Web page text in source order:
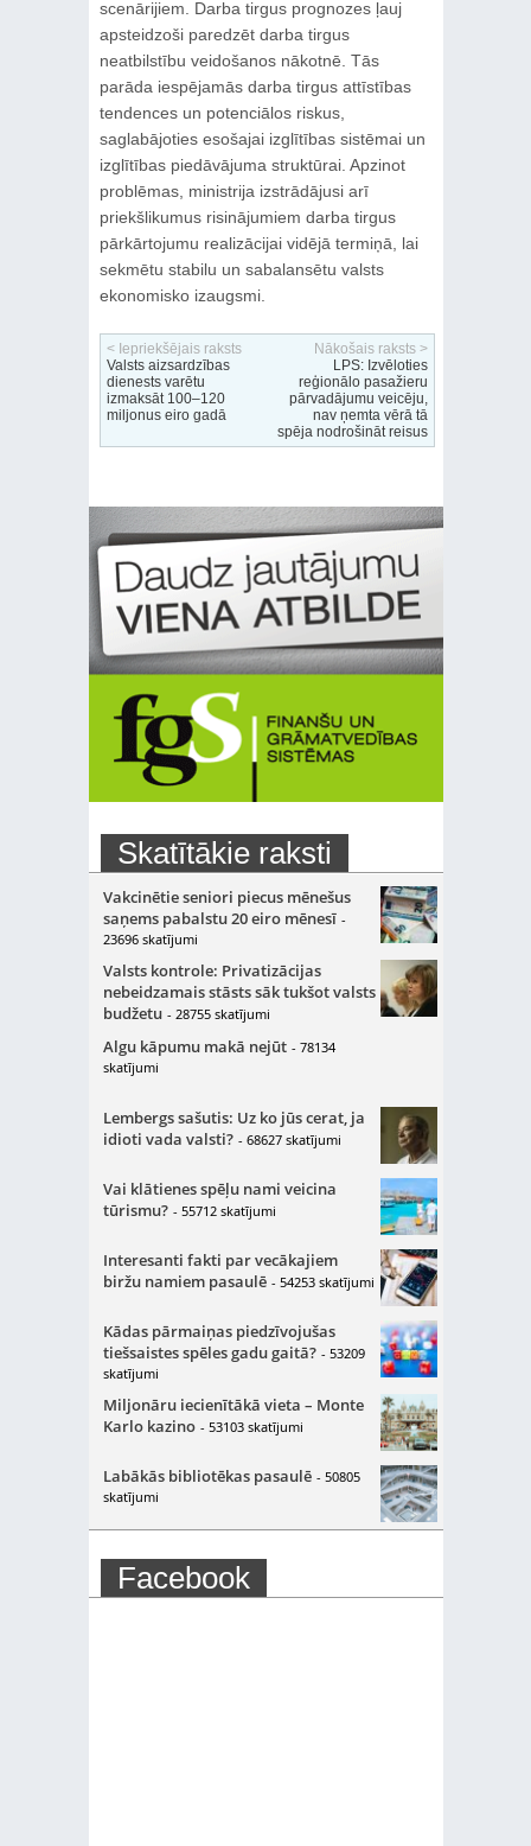
scenārijiem. Darba tirgus prognozes ļauj
apsteidzoši paredzēt darba tirgus
neatbilstību veidošanos nākotnē. Tās
parāda iespējamās darba tirgus attīstības
tendences un potenciālos riskus,
saglabājoties esošajai izglītības sistēmai un
izglītības piedāvājuma struktūrai. Apzinot
problēmas, ministrija izstrādājusi arī
priekšlikumus risinājumiem darba tirgus
pārkārtojumu realizācijai vidējā termiņā, lai
sekmētu stabilu un sabalansētu valsts
ekonomisko izaugsmi.
< Iepriekšējais raksts
Valsts aizsardzības
dienests varētu
izmaksāt 100–120
miljonus eiro gadā
Nākošais raksts >
LPS: Izvēloties
reģionālo pasažieru
pārvadājumu veicēju,
nav ņemta vērā tā
spēja nodrošināt reisus
Skatītākie raksti
Vakcinētie seniori piecus mēnešus
saņems pabalstu 20 eiro mēnesī -
23696 skatījumi
Valsts kontrole: Privatizācijas
nebeidzamais stāsts sāk tukšot valsts
budžetu - 28755 skatījumi
Algu kāpumu makā nejūt - 78134
skatījumi
Lembergs sašutis: Uz ko jūs cerat, ja
idioti vada valsti? - 68627 skatījumi
Vai klātienes spēļu nami veicina
tūrismu? - 55712 skatījumi
Interesanti fakti par vecākajiem
biržu namiem pasaulē - 54253 skatījumi
Kādas pārmaiņas piedzīvojušas
tiešsaistes spēles gadu gaitā? - 53209
skatījumi
Miljonāru iecienītākā vieta – Monte
Karlo kazino - 53103 skatījumi
Labākās bibliotēkas pasaulē - 50805
skatījumi
Facebook